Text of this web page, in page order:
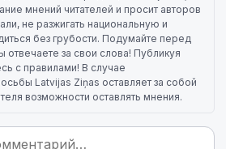
мнений читателей и просит авторов
не разжигать национальную и
без грубости. Подумайте перед
отвечаете за свои слова! Публикуя
с правилами! В случае
Latvijas Ziņas оставляет за собой
возможности оставлять мнения.